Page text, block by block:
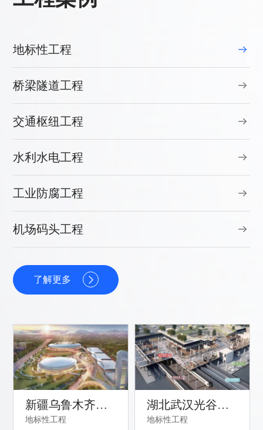
地标性工程
桥梁隧道工程
交通枢纽工程
水利水电工程
工业防腐工程
机场码头工程
了解更多
新疆乌鲁木齐奥
林匹克中心
地标性工程
湖北武汉光谷中
心城地下空间
地标性工程